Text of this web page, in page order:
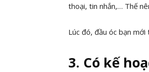
thoại, tin nhắn,… Thế
Lúc đó, đầu óc bạn
3. Có kế